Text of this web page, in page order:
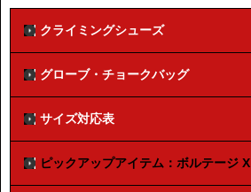
クライミングシューズ
グローブ・チョークバッグ
サイズ対応表
ピックアップアイテム：ボルテージ X